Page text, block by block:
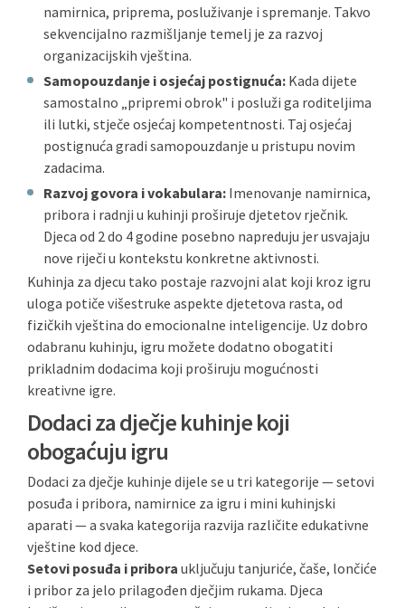
namirnica, priprema, posluživanje i spremanje. Takvo
sekvencijalno razmišljanje temelj je za razvoj
organizacijskih vještina.
Samopouzdanje i osjećaj postignuća: Kada dijete
samostalno „pripremi obrok" i posluži ga roditeljima
ili lutki, stječe osjećaj kompetentnosti. Taj osjećaj
postignuća gradi samopouzdanje u pristupu novim
zadacima.
Razvoj govora i vokabulara: Imenovanje namirnica,
pribora i radnji u kuhinji proširuje djetetov rječnik.
Djeca od 2 do 4 godine posebno napreduju jer usvajaju
nove riječi u kontekstu konkretne aktivnosti.
Kuhinja za djecu tako postaje razvojni alat koji kroz igru
uloga potiče višestruke aspekte djetetova rasta, od
fizičkih vještina do emocionalne inteligencije. Uz dobro
odabranu kuhinju, igru možete dodatno obogatiti
prikladnim dodacima koji proširuju mogućnosti
kreativne igre.
Dodaci za dječje kuhinje koji
obogaćuju igru
Dodaci za dječje kuhinje dijele se u tri kategorije — setovi
posuđa i pribora, namirnice za igru i mini kuhinjski
aparati — a svaka kategorija razvija različite edukativne
vještine kod djece.
Setovi posuđa i pribora uključuju tanjuriće, čaše, lončiće
i pribor za jelo prilagođen dječjim rukama. Djeca